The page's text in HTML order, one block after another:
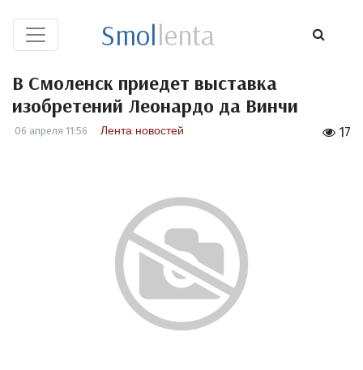
Smollenta
В Смоленск приедет выставка
изобретений Леонардо да Винчи
17
06 апреля 11:56 Лента новостей